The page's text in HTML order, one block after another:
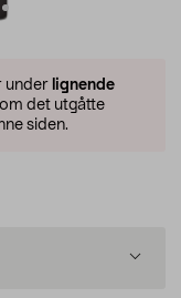
under lignende
det utgåtte
siden.